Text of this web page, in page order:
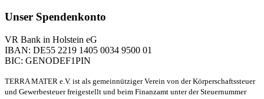
Unser Spendenkonto
VR Bank in Holstein eG
IBAN: DE55 2219 1405 0034 9500 01
BIC: GENODEF1PIN
TERRA MATER e.V. ist als gemeinnütziger Verein von der Körperschaftssteuer
und Gewerbesteuer freigestellt und beim Finanzamt unter der Steuernummer